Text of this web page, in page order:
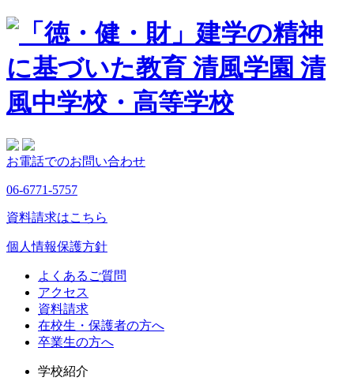
お電話でのお問い合わせ
06-6771-5757
資料請求はこちら
個人情報保護方針
よくあるご質問
アクセス
資料請求
在校生・保護者の方へ
卒業生の方へ
学校紹介